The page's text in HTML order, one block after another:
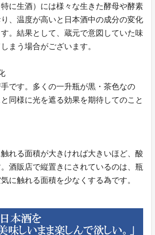
に生酒）には様々な生きた酵母や酵素
、温度が高いと日本酒中の成分の変化
。結果として、蔵元で意図していた味
まう場合がございます。
です。多くの一升瓶が黒・茶色なの
同様に光を遮る効果を期待してのこと
れる面積が大きければ大きいほど、酸
酒販店で縦置きにされているのは、瓶
に触れる面積を少なくする為です。